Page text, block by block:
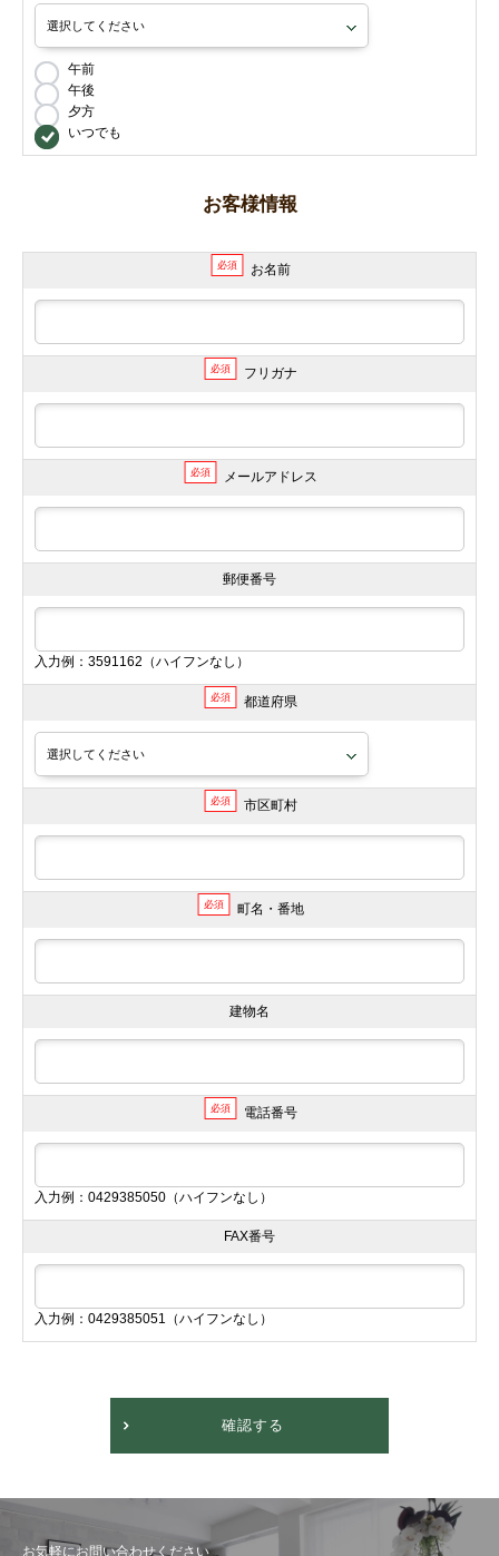
午前
午後
夕方
いつでも
お客様情報
必須 お名前
必須 フリガナ
必須 メールアドレス
郵便番号
入力例：3591162（ハイフンなし）
必須 都道府県
必須 市区町村
必須 町名・番地
建物名
必須 電話番号
入力例：0429385050（ハイフンなし）
FAX番号
入力例：0429385051（ハイフンなし）
確認する
お気軽にお問い合わせください